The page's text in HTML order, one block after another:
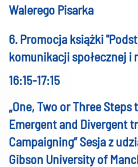
Walerego Pisarka
6. Promocja książki
komunikacji społecznej i
16:15-17:15
„One, Two or Three
Emergent and Divergent
Campaigning” Sesja z
Gibson University of